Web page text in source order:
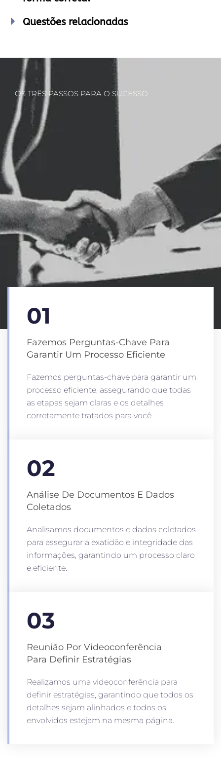
Questões relacionadas
OS TRÊS PASSOS PARA O SUCESSO
01
Fazemos Perguntas-Chave Para
Garantir Um Processo Eficiente
Fazemos perguntas-chave para garantir um
processo eficiente, assegurando que todas
as etapas sejam claras e os detalhes
corretamente tratados para você.
02
Análise De Documentos E Dados
Coletados
Analisamos documentos e dados coletados
para assegurar a exatidão e integridade das
informações, garantindo um processo claro
e eficiente.
03
Reunião Por Videoconferência
Para Definir Estratégias
Realizamos uma videoconferência para
definir estratégias, garantindo que todos os
detalhes sejam alinhados e todos os
envolvidos estejam na mesma página.